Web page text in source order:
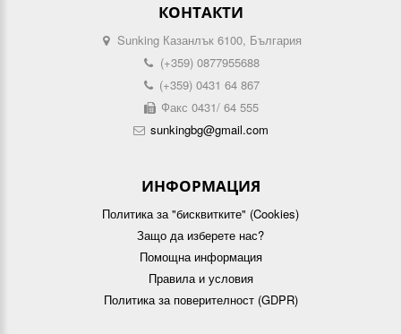
КОНТАКТИ
Sunking Казанлък 6100, България
(+359) 0877955688
(+359) 0431 64 867
Факс 0431/ 64 555
sunkingbg@gmail.com
ИНФОРМАЦИЯ
Политика за "бисквитките" (Cookies)
Защо да изберете нас?
Помощна информация
Правила и условия
Политика за поверителност (GDPR)